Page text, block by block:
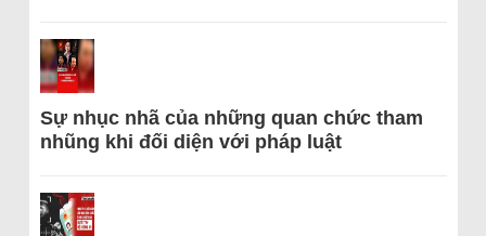
Sự nhục nhã của những quan chức tham
nhũng khi đối diện với pháp luật